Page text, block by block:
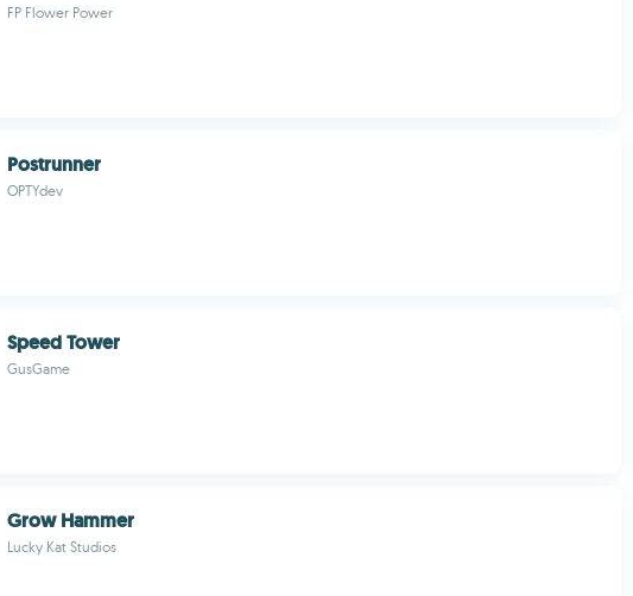
FP Flower Power
Postrunner
OPTYdev
Speed Tower
GusGame
Grow Hammer
Lucky Kat Studios